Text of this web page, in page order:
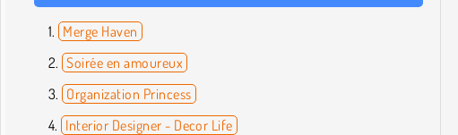
Merge Haven
Soirée en amoureux
Organization Princess
Interior Designer - Decor Life